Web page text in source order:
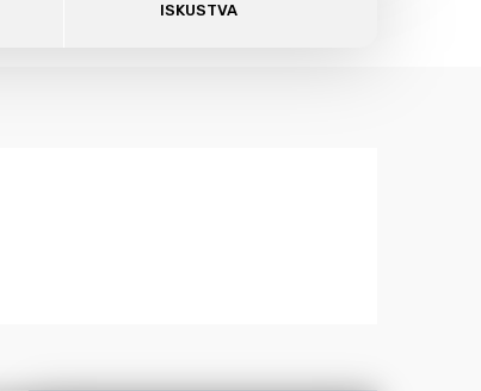
ISKUSTVA